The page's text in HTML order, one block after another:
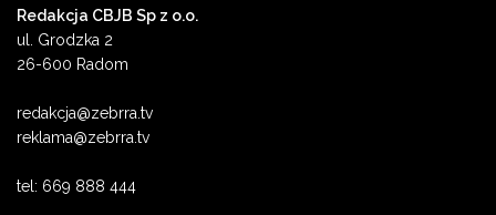
Redakcja CBJB Sp z o.o.
ul. Grodzka 2
26-600 Radom
redakcja@zebrra.tv
reklama@zebrra.tv
tel: 669 888 444